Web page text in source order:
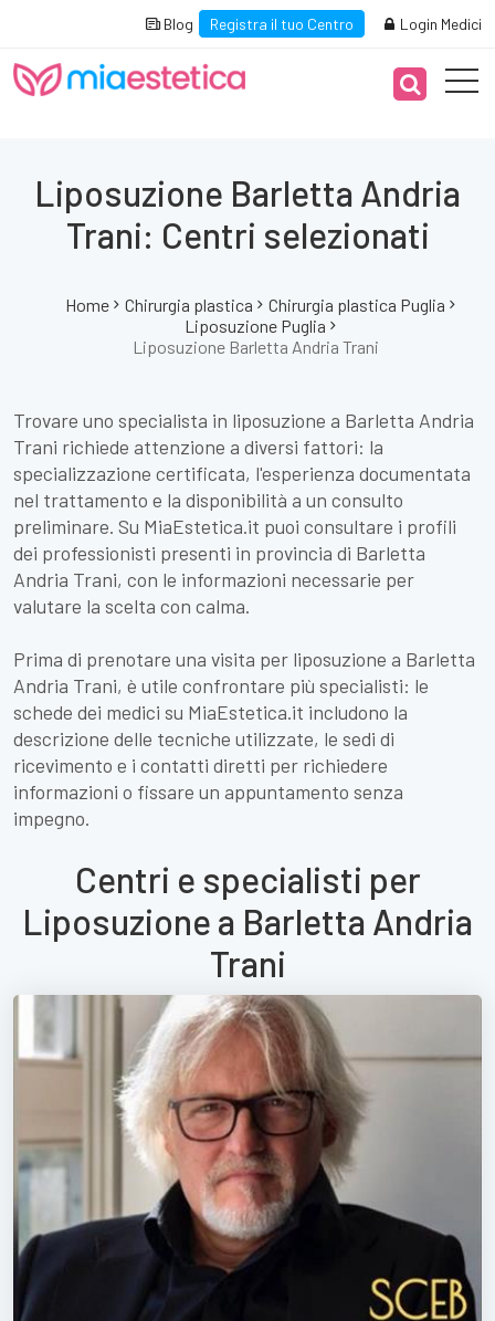
Blog Registra il tuo Centro Login Medici
Liposuzione Barletta Andria
Trani: Centri selezionati
Home Chirurgia plastica
Chirurgia plastica Puglia
Liposuzione Puglia
Liposuzione Barletta Andria Trani
Trovare uno specialista in liposuzione a Barletta Andria
Trani richiede attenzione a diversi fattori: la
specializzazione certificata, l'esperienza documentata
nel trattamento e la disponibilità a un consulto
preliminare. Su MiaEstetica.it puoi consultare i profili
dei professionisti presenti in provincia di Barletta
Andria Trani, con le informazioni necessarie per
valutare la scelta con calma.
Prima di prenotare una visita per liposuzione a Barletta
Andria Trani, è utile confrontare più specialisti: le
schede dei medici su MiaEstetica.it includono la
descrizione delle tecniche utilizzate, le sedi di
ricevimento e i contatti diretti per richiedere
informazioni o fissare un appuntamento senza
impegno.
Centri e specialisti per
Liposuzione a Barletta Andria
Trani